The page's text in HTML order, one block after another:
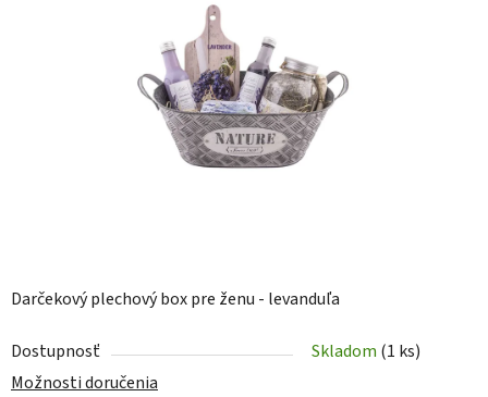
Darčekový plechový box pre ženu - levanduľa
Dostupnosť Skladom (1 ks)
Možnosti doručenia